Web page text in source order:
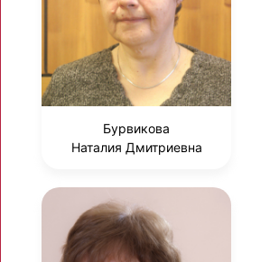
Бурвикова
Наталия Дмитриевна